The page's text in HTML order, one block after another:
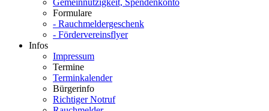
Gemeinnützigkeit, Spendenkonto
Formulare
- Rauchmeldergeschenk
- Fördervereinsflyer
Infos
Impressum
Termine
Terminkalender
Bürgerinfo
Richtiger Notruf